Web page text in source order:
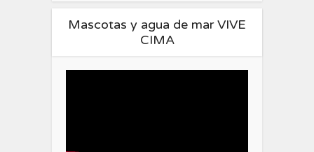
Mascotas y agua de mar VIVE
CIMA